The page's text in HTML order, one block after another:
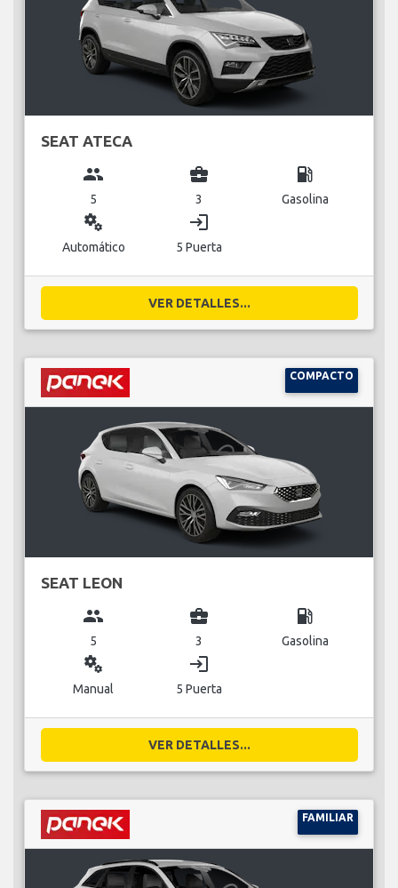
SEAT ATECA
group
5
business_center
3
local_gas_station
Gasolina
miscellaneous_services
Automático
login
5 Puerta
VER DETALLES...
COMPACTO
SEAT LEON
group
5
business_center
3
local_gas_station
Gasolina
miscellaneous_services
Manual
login
5 Puerta
VER DETALLES...
FAMILIAR